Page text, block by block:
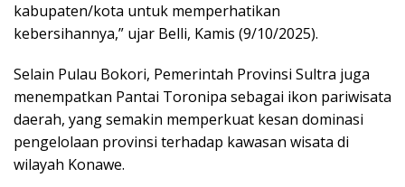
kabupaten/kota untuk memperhatikan
kebersihannya,” ujar Belli, Kamis (9/10/2025).
Selain Pulau Bokori, Pemerintah Provinsi Sultra juga
menempatkan Pantai Toronipa sebagai ikon pariwisata
daerah, yang semakin memperkuat kesan dominasi
pengelolaan provinsi terhadap kawasan wisata di
wilayah Konawe.